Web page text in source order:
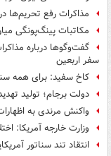
مذاکرات رفع تحریم‌ها
مکاتبات پینگ‌پونگی
گفت‌وگوها درباره
سفر اربعین
کاخ سفید: برای همه
دولت برجام؛ تولید
واکنش مرندی به
وزارت خارجه آمریکا:
انتقاد تند سناتور